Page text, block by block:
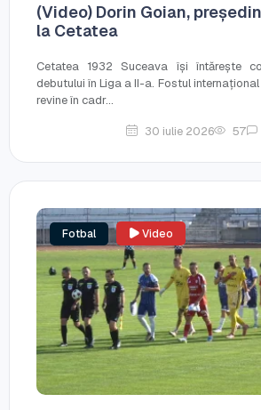
(Video) Dorin Goian,
la Cetatea
Cetatea 1932 Suceava își întărește
debutului în Liga a II-a. Fostul
revine în cadr...
30 iulie 2026 57
Fotbal Video